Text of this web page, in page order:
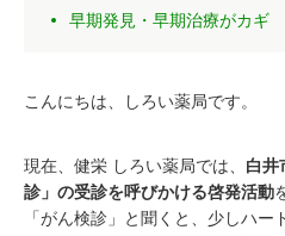
早期発見・早期治療がカギ
こんにちは、しろい薬局です。
現在、健栄 しろい薬局では、 白井
診」の受診を呼びかける啓発活動
「がん検診」と聞くと、少しハ